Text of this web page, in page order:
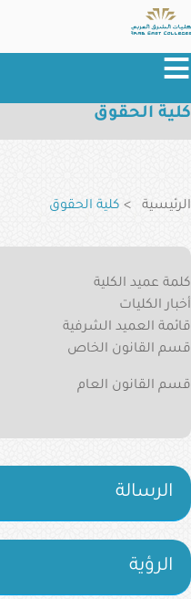
تجاوز
إلى
المحتوى
≡
الكليات
والتسجيل
المراكز
والإدارات
الطلاب
البوابة
الإعلامية
كلية الحقوق
الرئيسية كلية الحقوق
College
Menu
كلمة عميد الكلية
أخبار الكليات
قائمة العميد الشرفية
قسم القانون الخاص
قسم القانون العام
الرسالة
الرؤية